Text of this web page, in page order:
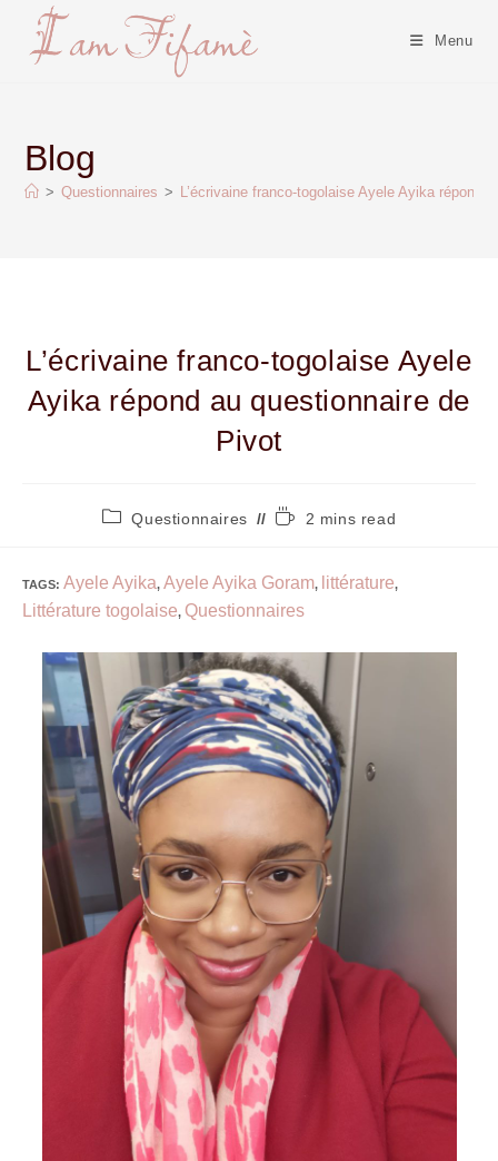
Menu
Blog
> Questionnaires > L’écrivaine franco-togolaise Ayele Ayika répond
L’écrivaine franco-togolaise Ayele
Ayika répond au questionnaire de
Pivot
Questionnaires 2 mins read
TAGS: Ayele Ayika, Ayele Ayika Goram, littérature,
Littérature togolaise, Questionnaires